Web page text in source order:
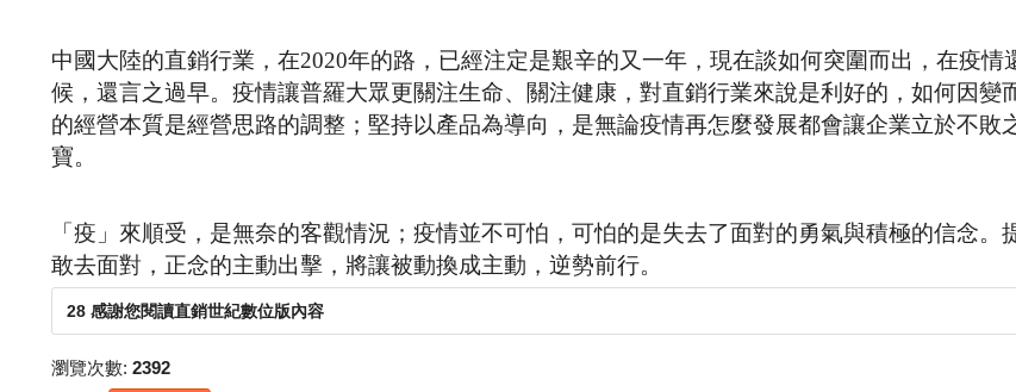
中國大陸的直銷行業，在2020年的路，已經注定是艱辛的又一年，現在談如何突圍而出，在疫情
候，還言之過早。疫情讓普羅大眾更關注生命、關注健康，對直銷行業來說是利好的，如何因變
的經營本質是經營思路的調整；堅持以產品為導向，是無論疫情再怎麼發展都會讓企業立於不敗
寶。
「疫」來順受，是無奈的客觀情況；疫情並不可怕，可怕的是失去了面對的勇氣與積極的信念。
敢去面對，正念的主動出擊，將讓被動換成主動，逆勢前行。
28 感謝您閱讀直銷世紀數位版內容
瀏覽次數: 2392